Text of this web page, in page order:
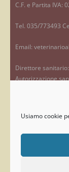
Usiamo cookie
C.F. e Partita IVA:
Tel. 035/773493
Email:
Direttore
Autorizzazione
RICERCA NEL